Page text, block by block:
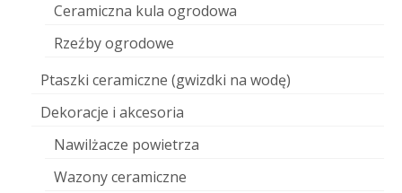
Ceramiczna kula ogrodowa
Rzeźby ogrodowe
Ptaszki ceramiczne (gwizdki na wodę)
Dekoracje i akcesoria
Nawilżacze powietrza
Wazony ceramiczne